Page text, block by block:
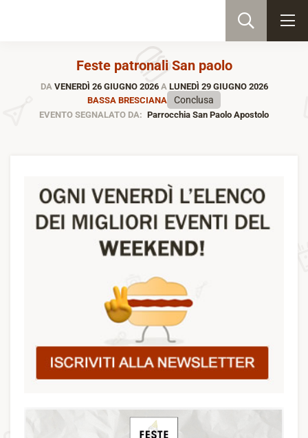
Feste patronali San paolo
DAVENERDÌ 26 GIUGNO 2026 ALUNEDÌ 29 GIUGNO 2026
BASSA BRESCIANA
Conclusa
EVENTO SEGNALATO DA: Parrocchia San Paolo Apostolo